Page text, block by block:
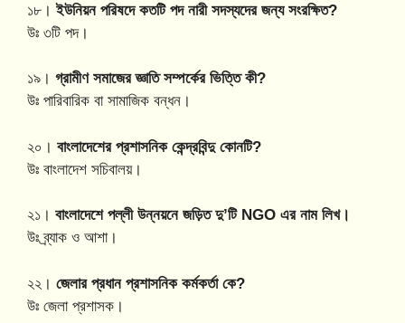
১৮।ইউনিয়ন পরিষদে কতটি পদ নারী সদস্যদের জন্য সংরক্ষিত?
উঃ ৩টি পদ।
১৯। গ্রামীণ সমাজের জ্ঞাতি সম্পর্কের ভিত্তি কী?
উঃ পারিবারিক বা সামাজিক বন্ধন।
২০। বাংলাদেশের প্রশাসনিক কেন্দ্রবিন্দু কোনটি?
উঃ বাংলাদেশ সচিবালয়।
২১। বাংলাদেশে পল্লী উন্নয়নে জড়িত দু’টি NGO এর নাম লিখ।
উঃ ব্র্যাক ও আশা।
২২। জেলার প্রধান প্রশাসনিক কর্মকর্তা কে?
উঃ জেলা প্রশাসক।